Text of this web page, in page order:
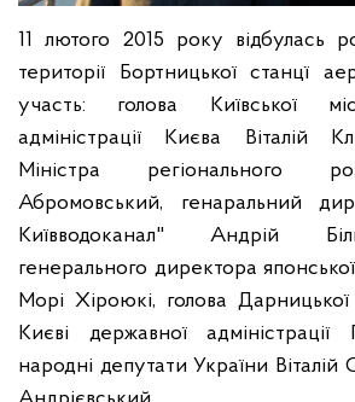
11 лютого 2015 року відбулась
території Бортницької станцї
участь: голова Київської
адміністрації Києва Віталій
Міністра регіонального
Абромовський, генаральний
Київводоканал" Андрій
генерального директора
Морі Хіроюкі, голова Дарницької
Києві державної адміністрації
народні депутати України